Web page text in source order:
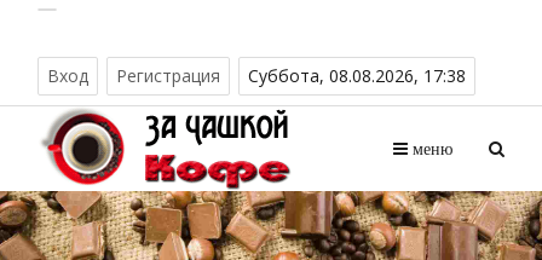
Вход Регистрация Суббота, 08.08.2026, 17:38
меню